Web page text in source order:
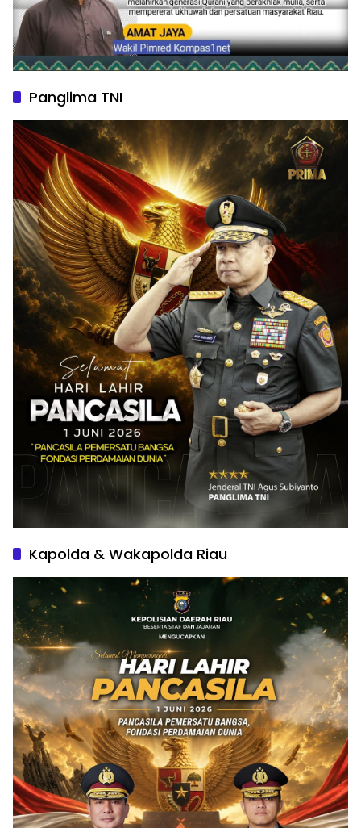
Panglima TNI
Kapolda & Wakapolda Riau